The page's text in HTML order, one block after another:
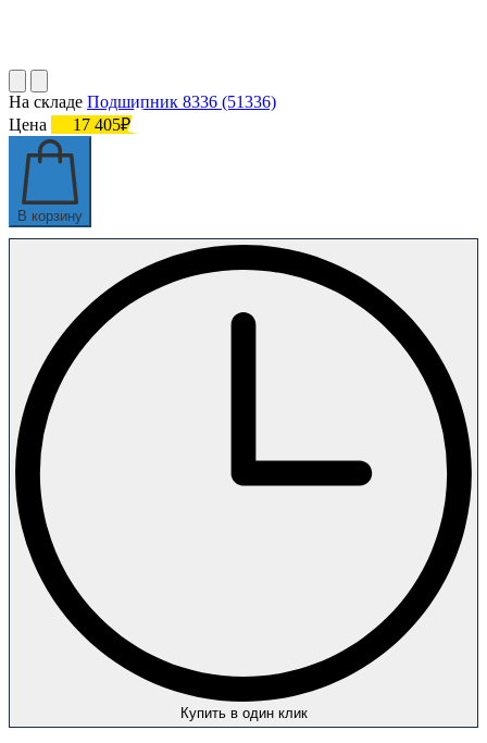
На складе Подшипник 8336 (51336)
Цена
17 405₽
В корзину
Купить в один клик